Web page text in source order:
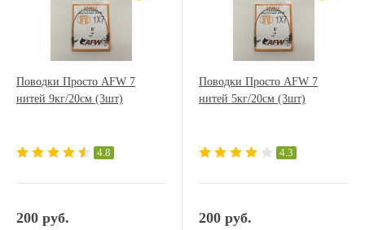
Поводки Просто AFW 7
нитей 9кг/20см (3шт)
4.8
200 руб.
Поводки Просто AFW 7
нитей 5кг/20см (3шт)
4.3
200 руб.